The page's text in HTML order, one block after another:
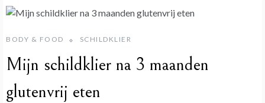
BODY & FOOD SCHILDKLIER
Mijn schildklier na 3 maanden
glutenvrij eten